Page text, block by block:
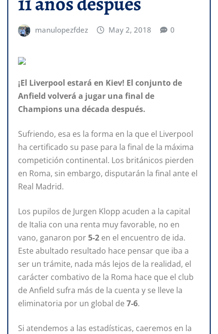
manulopezfdez May 2, 2018 0
¡El Liverpool estará en Kiev! El conjunto de
Anfield volverá a jugar una final de
Champions una década después.
Sufriendo, esa es la forma en la que el Liverpool
ha certificado su pase para la final de la máxima
competición continental. Los británicos pierden
en Roma, sin embargo, disputarán la final ante el
Real Madrid.
Los pupilos de Jurgen Klopp acuden a la capital
de Italia con una renta muy favorable, no en
vano, ganaron por5-2 en el encuentro de ida.
Este abultado resultado hace pensar que iba a
ser un trámite, nada más lejos de la realidad, el
carácter combativo de la Roma hace que el club
de Anfield sufra más de la cuenta y se lleve la
eliminatoria por un global de 7-6.
Si atendemos a las estadísticas, caeremos en la